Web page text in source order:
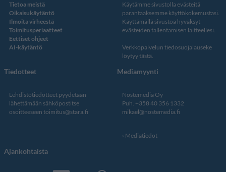
Tietoa meistä
Oikaisukäytäntö
Ilmoita virheestä
Toimitusperiaatteet
Eettiset ohjeet
AI-käytäntö
Käytämme sivustolla evästeitä
parantaaksemme käyttökokemustasi.
Käyttämällä sivustoa hyväksyt
evästeiden tallentamisen laitteellesi.
Verkkopalvelun tiedosuojalauseke
löytyy tästä.
Tiedotteet
Lehdistötiedotteet pyydetään
lähettämään sähköpostitse
osoitteeseen toimitus@stara.fi
Mediamyynti
Nostemedia Oy
Puh. +358 40 356 1332
mikael@nostemedia.fi
Mediatiedot
Ajankohtaista